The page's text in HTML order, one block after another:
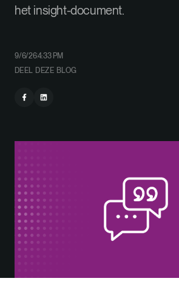
het insight-document.
9/6/264:33 PM
DEEL DEZE BLOG